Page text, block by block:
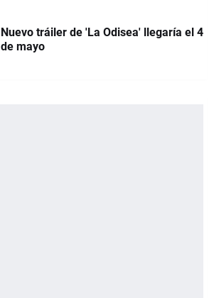
Nuevo tráiler de 'La Odisea' llegaría el 4
de mayo